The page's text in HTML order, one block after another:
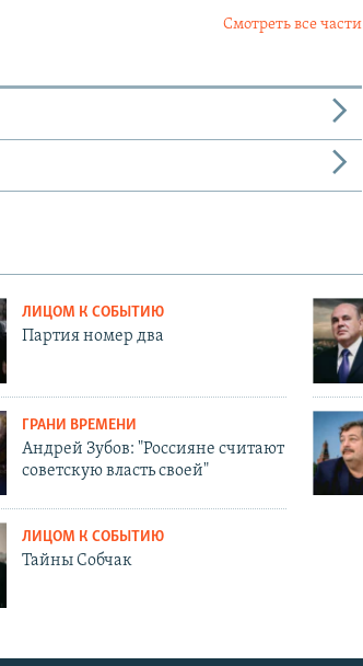
Смотреть все части
ЛИЦОМ К СОБЫТИЮ
Партия номер два
ГРАНИ ВРЕМЕНИ
Андрей Зубов: "Россияне считают
советскую власть своей"
ЛИЦОМ К СОБЫТИЮ
Тайны Собчак